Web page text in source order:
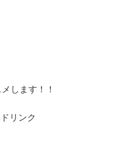
します！！
リンク